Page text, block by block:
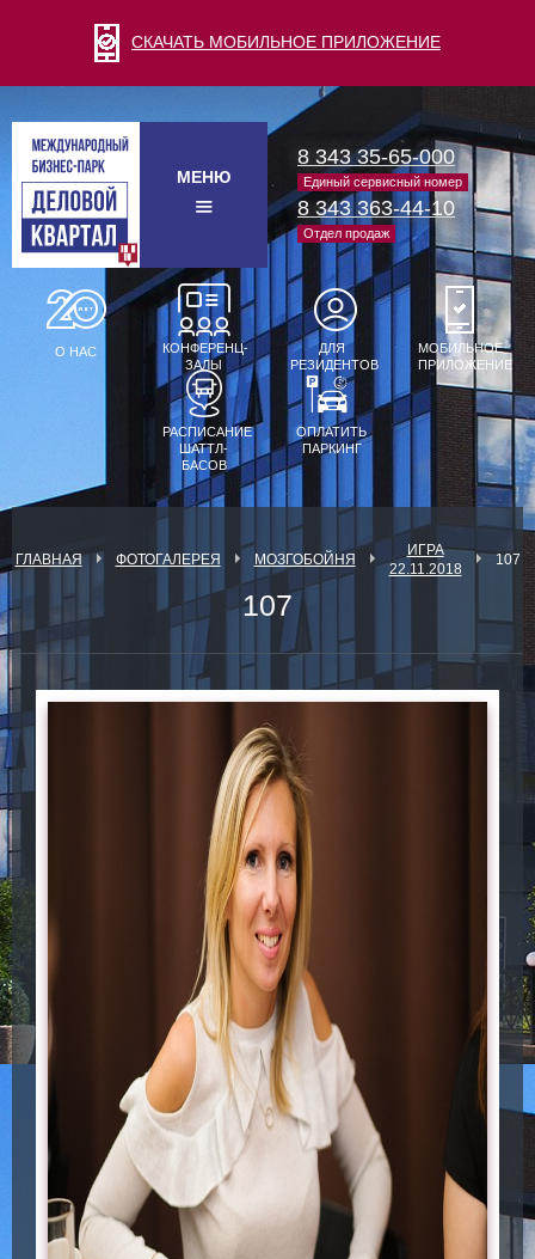
СКАЧАТЬ МОБИЛЬНОЕ ПРИЛОЖЕНИЕ
МЕНЮ
8 343 35-65-000
Единый сервисный номер
8 343 363-44-10
Отдел продаж
О НАС
КОНФЕРЕНЦ-
ЗАЛЫ
ДЛЯ
РЕЗИДЕНТОВ
МОБИЛЬНОЕ
ПРИЛОЖЕНИЕ
РАСПИСАНИЕ
ШАТТЛ-
БАСОВ
ОПЛАТИТЬ
ПАРКИНГ
ГЛАВНАЯ ФОТОГАЛЕРЕЯ МОЗГОБОЙНЯ
ИГРА
22.11.2018
107
107